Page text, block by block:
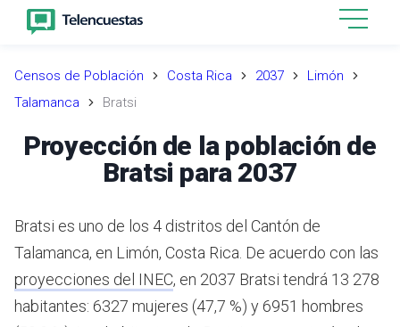
Censos de Población Costa Rica 2037
Limón
Talamanca
Bratsi
Proyección de la población de
Bratsi para 2037
Bratsi es uno de los 4 distritos del Cantón de
Talamanca, en Limón, Costa Rica. De acuerdo con las
proyecciones del INEC, en 2037 Bratsi tendrá 13 278
habitantes: 6327 mujeres (47,7 %) y 6951 hombres